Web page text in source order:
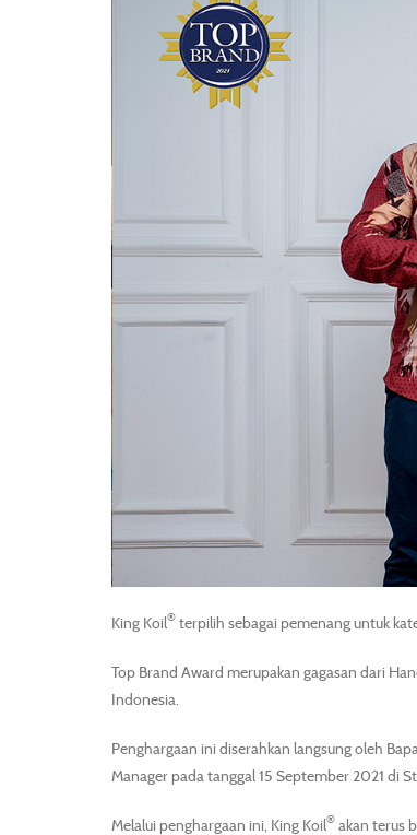
King Koil® terpilih sebagai pemenang untuk
Top Brand Award merupakan gagasan dari
Indonesia.
Penghargaan ini diserahkan langsung oleh
Manager pada tanggal 15 September 2021 di
Melalui penghargaan ini, King Koil® akan terus